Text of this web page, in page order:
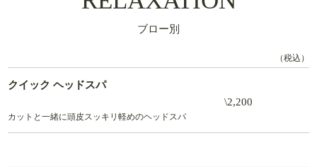
ブロー別
（税込）
クイック ヘッドスパ
\2,200
カットと一緒に頭皮スッキリ軽めのヘッドスパ